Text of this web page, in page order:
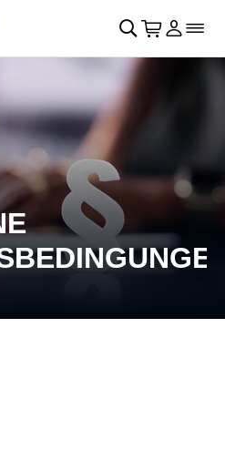
􀊫 􀍩 Login
􀉩􀌇